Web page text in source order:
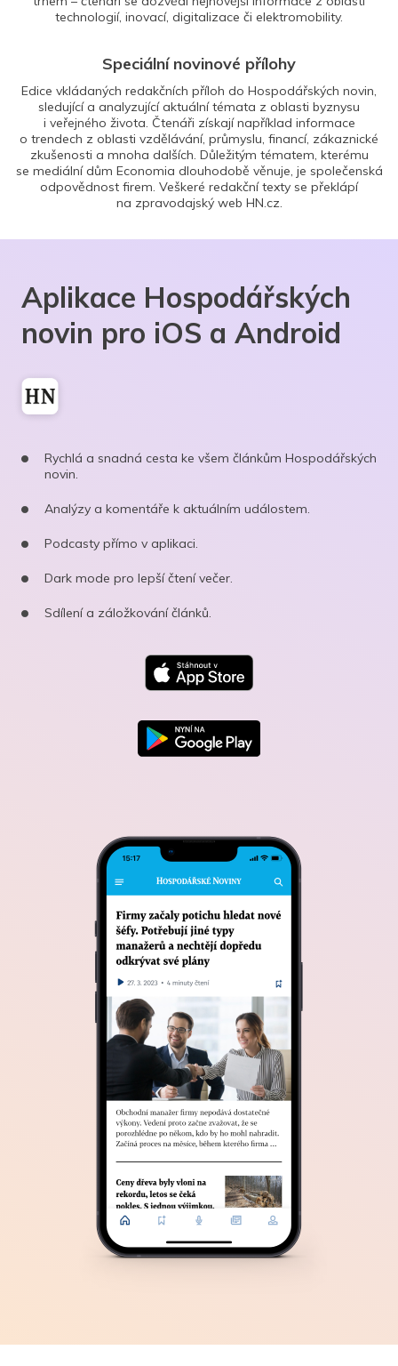
technologií, inovací, digitalizace či elektromobility.
Speciální novinové přílohy
Edice vkládaných redakčních příloh do Hospodářských novin,
sledující a analyzující aktuální témata z oblasti byznysu
i veřejného života. Čtenáři získají například informace
o trendech z oblasti vzdělávání, průmyslu, financí, zákaznické
zkušenosti a mnoha dalších. Důležitým tématem, kterému
se mediální dům Economia dlouhodobě věnuje, je společenská
odpovědnost firem. Veškeré redakční texty se překlápí
na zpravodajský web HN.cz.
Aplikace Hospodářských
novin pro iOS a Android
Rychlá a snadná cesta ke všem článkům Hospodářských
novin.
Analýzy a komentáře k aktuálním událostem.
Podcasty přímo v aplikaci.
Dark mode pro lepší čtení večer.
Sdílení a záložkování článků.